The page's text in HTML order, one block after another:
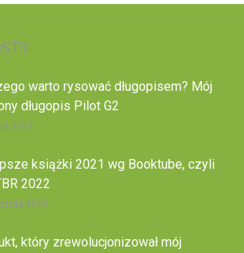
warto rysować długopisem? Mój
długopis Pilot G2
2022
książki 2021 wg Booktube, czyli
2022
2022
który zrewolucjonizował mój